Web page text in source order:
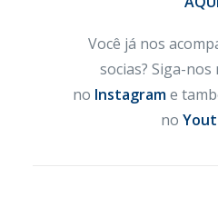
Você já nos
socias? Siga-nos
no Instagrame
no